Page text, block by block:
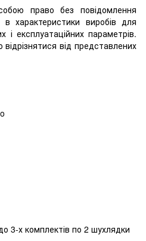
право без повідомлення
характеристики виробів для
і експлуатаційних параметрів.
від представлених
3-х комплектів по 2 шухлядки